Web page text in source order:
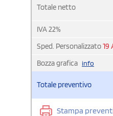
Totale netto
IVA22%
Sped. Personalizzato19
Bozza grafica info
Totale preventivo
Stampa